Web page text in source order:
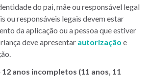
do pai, mãe ou responsável legal
ou responsáveis legais devem estar
da aplicação ou a pessoa que estiver
deve apresentar autorização e
anos incompletos (11 anos, 11